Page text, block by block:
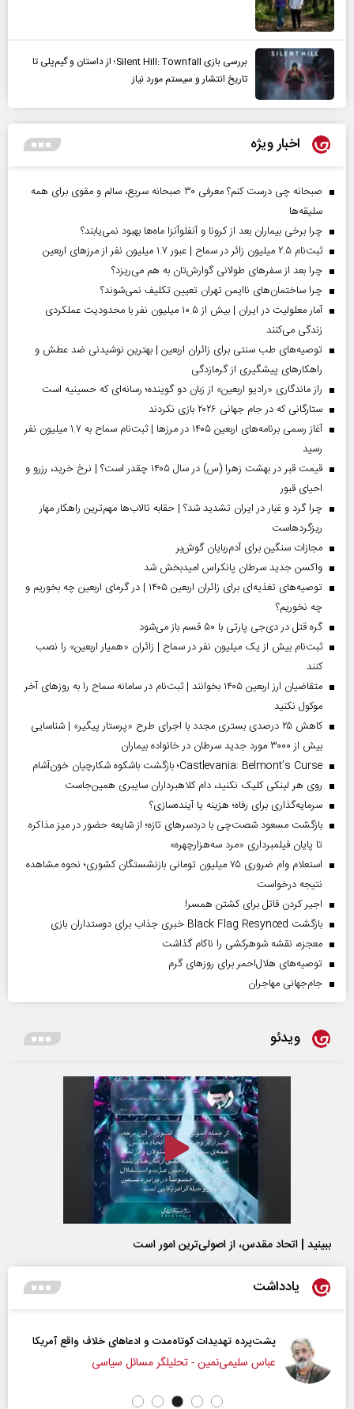
بررسی بازی Silent Hill: Townfall؛ از داستان و گیم‌پلی تا
تاریخ انتشار و سیستم مورد نیاز
اخبار ویژه
صبحانه چی درست کنم؟ معرفی ۳۰ صبحانه سریع، سالم و مقوی برای همه
سلیقه‌ها
چرا برخی بیماران بعد از کرونا و آنفلوآنزا ماه‌ها بهبود نمی‌یابند؟
ثبت‌نام ۲.۵ میلیون زائر در سماح | عبور ۱.۷ میلیون نفر از مرز‌های اربعین
چرا بعد از سفرهای طولانی گوارش‌تان به هم می‌ریزد؟
چرا ساختمان‌های ناایمن تهران تعیین تکلیف نمی‌شوند؟
آمار معلولیت در ایران | بیش از ۱۰.۵ میلیون نفر با محدودیت عملکردی
زندگی می‌کنند
توصیه‌های طب سنتی برای زائران اربعین | بهترین نوشیدنی ضد عطش و
راهکارهای پیشگیری از گرمازدگی
راز ماندگاری «رادیو اربعین» از زبان دو گوینده؛ رسانه‌ای که حسینیه است
ستارگانی که در جام جهانی ۲۰۲۶ بازی نکردند
آغاز رسمی برنامه‌های اربعین ۱۴۰۵ در مرز‌ها | ثبت‌نام سماح به ۱.۷ میلیون نفر
رسید
قیمت قبر در بهشت زهرا (س) در سال ۱۴۰۵ چقدر است؟ | نرخ خرید، رزرو و
احیای قبور
چرا گرد و غبار در ایران تشدید شد؟ | حقابه تالاب‌ها مهم‌ترین راهکار مهار
ریزگردهاست
مجازات سنگین برای آدم‌ربایان گوش‌بر
واکسن جدید سرطان پانکراس امیدبخش شد
توصیه‌های تغذیه‌ای برای زائران اربعین ۱۴۰۵ | در گرمای اربعین چه بخوریم و
چه نخوریم؟
گره قتل در دی‌جی پارتی با ۵۰ قسم باز می‌شود
ثبت‌نام بیش از یک میلیون نفر در سماح | زائران «همیار اربعین» را نصب
کنند
متقاضیان ارز اربعین ۱۴۰۵ بخوانند | ثبت‌نام در سامانه سماح را به روز‌های آخر
موکول نکنید
کاهش ۲۵ درصدی بستری مجدد با اجرای طرح «پرستار پیگیر» | شناسایی
بیش از ۳۰۰۰ مورد جدید سرطان در خانواده بیماران
Castlevania: Belmont’s Curse؛ بازگشت باشکوه شکارچیان خون‌آشام
روی هر لینکی کلیک نکنید، دام کلاهبرداران سایبری همین‌جاست
سرمایه‌گذاری برای رفاه؛ هزینه یا آینده‌سازی؟
بازگشت مسعود شصت‌چی با دردسر‌های تازه؛ از شایعه حضور در میز مذاکره
تا پایان فیلمبرداری «مرد سه‌هزارچهره»
استعلام وام ضروری ۷۵ میلیون تومانی بازنشستگان کشوری؛ نحوه مشاهده
نتیجه درخواست
اجیر کردن قاتل برای کشتن همسر!
بازگشت Black Flag Resynced خبری جذاب برای دوستداران بازی
معجزه، نقشه شوهرکشی را ناکام گذاشت
توصیه‌های هلال‌احمر برای روز‌های گرم
جام‌جهانی مهاجران
ویدئو
ببینید | اتحاد مقدس، از اصولی‌ترین امور است
یادداشت
پشت‌پرده تهدیدات کوتاه‏‌مدت و ادعا‌های خلاف واقع آمریکا
عباس سلیمی‌نمین - تحلیلگر مسائل سیاسی